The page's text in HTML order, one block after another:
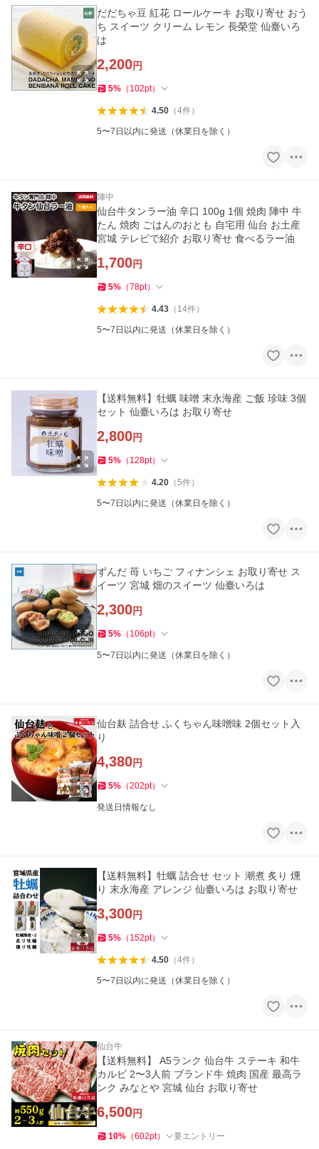
だだちゃ豆 紅花 ロールケーキ お取り寄せ おう
ち スイーツ クリーム レモン 長榮堂 仙臺いろ
は
2,200円
5% （ 102pt）
4.50（4件）
5〜7日以内に発送（休業日を除く）
陣中
仙台牛タンラー油 辛口 100g 1個 焼肉 陣中 牛
たん 焼肉 ごはんのおとも 自宅用 仙台 お土産
宮城 テレビで紹介 お取り寄せ 食べるラー油
1,700円
5% （78pt）
4.43（ 14件）
5〜7日以内に発送（休業日を除く）
【送料無料】牡蠣 味噌 末永海産 ご飯 珍味 3個
セット 仙臺いろは お取り寄せ
2,800円
5% （ 128pt）
4.20（5件）
5〜7日以内に発送（休業日を除く）
ずんだ 苺 いちご フィナンシェ お取り寄せ ス
イーツ 宮城 畑のスイーツ 仙臺いろは
2,300円
5% （ 106pt）
5〜7日以内に発送（休業日を除く）
仙台麸 詰合せ ふくちゃん味噌味 2個セット入
り
4,380円
5% （202pt）
発送日情報なし
【送料無料】牡蠣 詰合せ セット 潮煮 炙り 燻
り 末永海産 アレンジ 仙臺いろは お取り寄せ
3,300円
5% （ 152pt）
4.50（4件）
5〜7日以内に発送（休業日を除く）
仙台牛
【送料無料】 A5ランク 仙台牛 ステーキ 和牛
カルビ 2〜3人前 ブランド牛 焼肉 国産 最高ラ
ンク みなとや 宮城 仙台 お取り寄せ
6,500円
10% （602pt） 要エントリー